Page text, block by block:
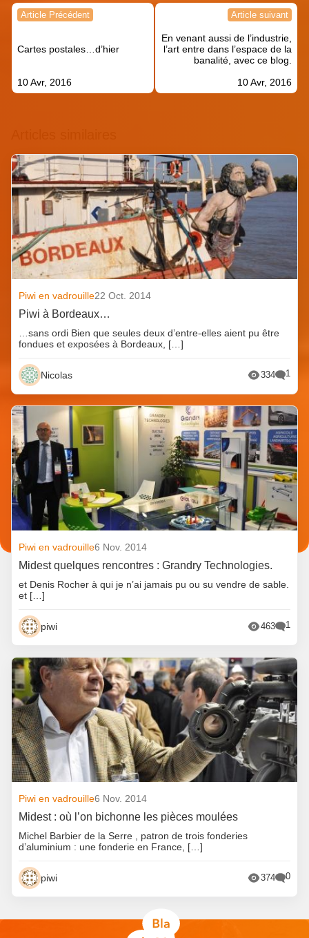
Navigation
l’article
Article Précédent
Cartes postales…d’hier
10 Avr, 2016
Article suivant
En venant aussi de l’industrie,
l’art entre dans l’espace de la
banalité, avec ce blog.
10 Avr, 2016
Piwi en vadrouille22 Oct. 2014
Piwi à Bordeaux…
…sans ordi Bien que seules deux d’entre-elles aient pu être
fondues et exposées à Bordeaux, […]
Nicolas 334 1
Piwi en vadrouille6 Nov. 2014
Midest quelques rencontres : Grandry Technologies.
et Denis Rocher à qui je n’ai jamais pu ou su vendre de sable.
et […]
piwi 463 1
Piwi en vadrouille6 Nov. 2014
Midest : où l’on bichonne les pièces moulées
Michel Barbier de la Serre , patron de trois fonderies
d’aluminium : une fonderie en France, […]
piwi 374 0